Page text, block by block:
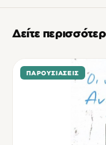
Δείτε
ΠΑΡΟΥΣΙΆΣΕΙΣ